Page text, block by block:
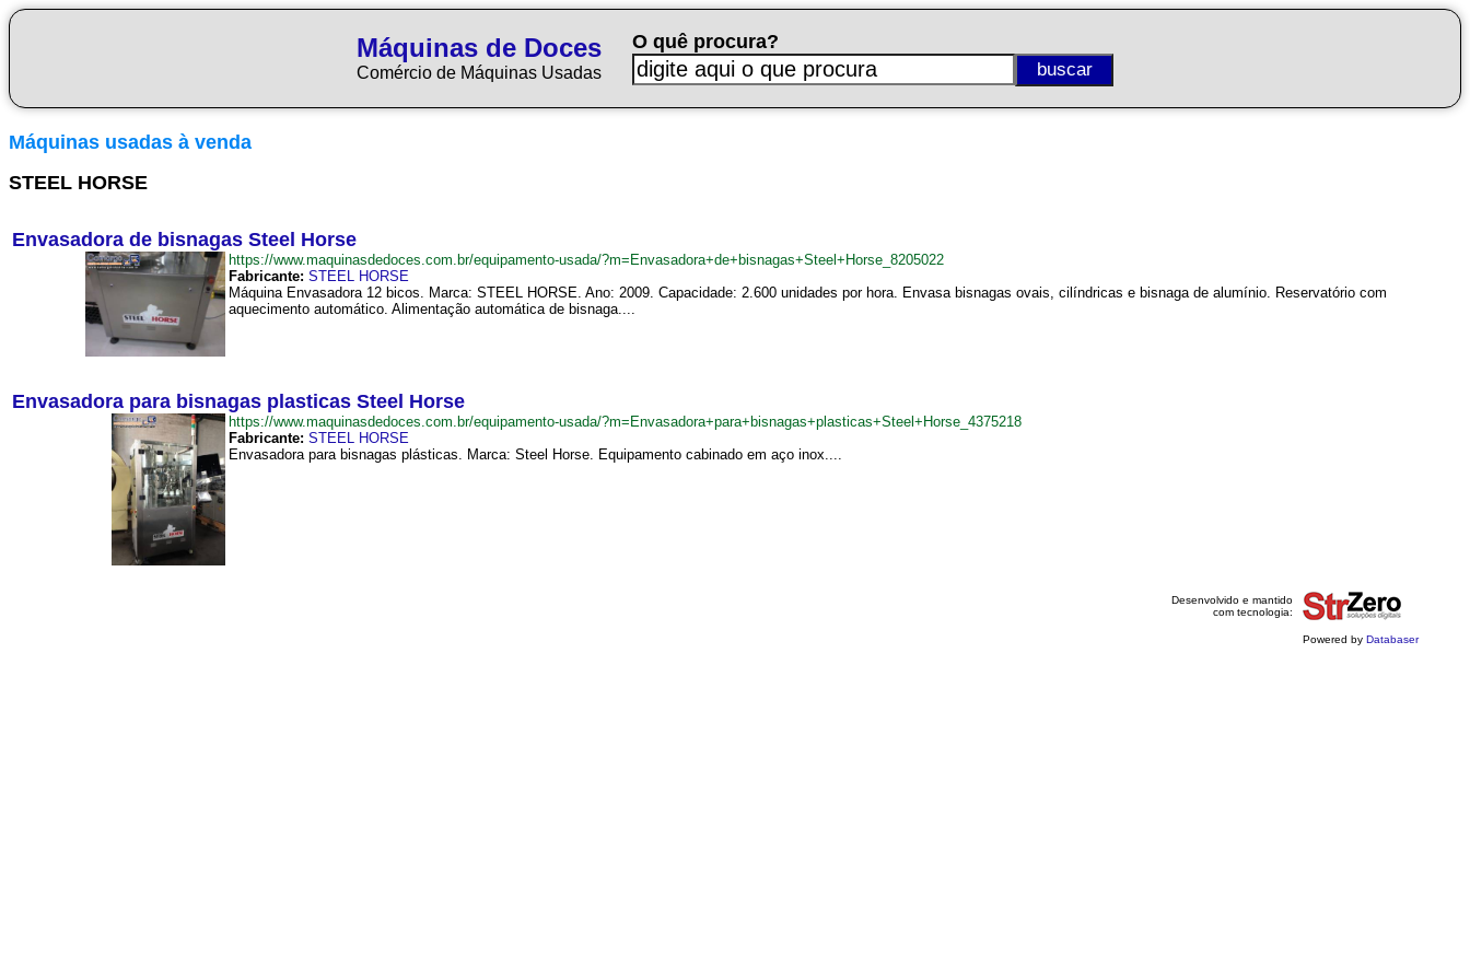
Máquinas de Doces
Comércio de Máquinas Usadas
O quê procura?
Máquinas usadas à venda
STEEL HORSE
Envasadora de bisnagas Steel Horse
https://www.maquinasdedoces.com.br/equipamento-usada/?m=Envasadora+de+bisnagas+Steel+Horse_8205022
Fabricante: STEEL HORSE
Máquina Envasadora 12 bicos. Marca: STEEL HORSE. Ano: 2009. Capacidade: 2.600 unidades por hora. Envasa bisnagas ovais, cilíndricas e bisnaga de alumínio. Reservatório com
aquecimento automático. Alimentação automática de bisnaga....
Envasadora para bisnagas plasticas Steel Horse
https://www.maquinasdedoces.com.br/equipamento-usada/?m=Envasadora+para+bisnagas+plasticas+Steel+Horse_4375218
Fabricante: STEEL HORSE
Envasadora para bisnagas plásticas. Marca: Steel Horse. Equipamento cabinado em aço inox....
Desenvolvido e mantido
com tecnologia:
Powered by Databaser